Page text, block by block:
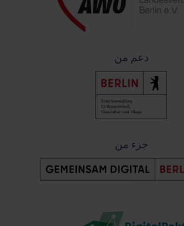
دعم من
جزء من